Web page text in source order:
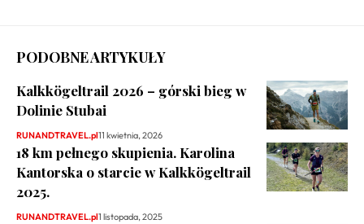
PODOBNE ARTYKUŁY
Kalkkögeltrail 2026 – górski bieg w
Dolinie Stubai
RUNANDTRAVEL.pl11 kwietnia, 2026
18 km pełnego skupienia. Karolina
Kantorska o starcie w Kalkkögeltrail
2025.
RUNANDTRAVEL.pl1 listopada, 2025